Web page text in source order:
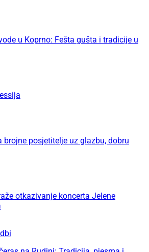
u Koprno: Fešta gušta i tradicije u
brojne posjetitelje uz glazbu, dobru
otkazivanje koncerta Jelene